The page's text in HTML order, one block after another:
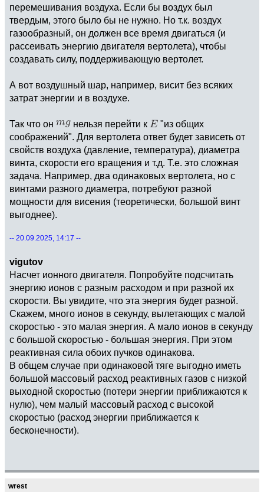
перемешивания воздуха. Если бы воздух был
твердым, этого было бы не нужно. Но т.к. воздух
газообразный, он должен все время двигаться (и
рассеивать энергию двигателя вертолета), чтобы
создавать силу, поддерживающую вертолет.
А вот воздушный шар, например, висит без всяких
затрат энергии и в воздухе.
Так что он нельзя перейти к
"из общих
соображений". Для вертолета ответ будет зависеть от
свойств воздуха (давление, температура), диаметра
винта, скорости его вращения и т.д. Т.е. это сложная
задача. Например, два одинаковых вертолета, но с
винтами разного диаметра, потребуют разной
мощности для висения (теоретически, большой винт
выгоднее).
-- 20.09.2025, 14:17 --
vigutov
Насчет ионного двигателя. Попробуйте подсчитать
энергию ионов с разным расходом и при разной их
скорости. Вы увидите, что эта энергия будет разной.
Скажем, много ионов в секунду, вылетающих с малой
скоростью ‐ это малая энергия. А мало ионов в секунду
с большой скоростью - большая энергия. При этом
реактивная сила обоих пучков одинакова.
В общем случае при одинаковой тяге выгодно иметь
большой массовый расход реактивных газов с низкой
выходной скоростью (потери энергии приближаются к
нулю), чем малый массовый расход с высокой
скоростью (расход энергии приближается к
бесконечности).
wrest